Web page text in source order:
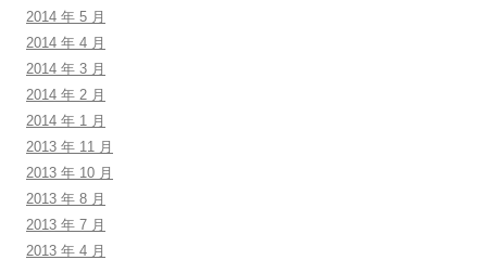
2014 年 5 月
2014 年 4 月
2014 年 3 月
2014 年 2 月
2014 年 1 月
2013 年 11 月
2013 年 10 月
2013 年 8 月
2013 年 7 月
2013 年 4 月